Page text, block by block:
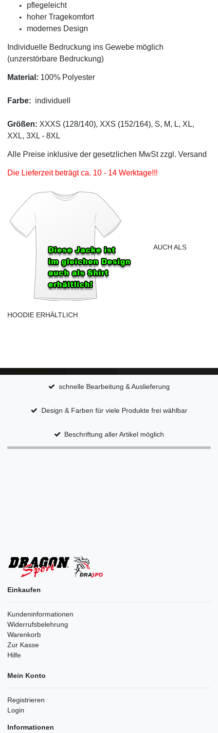
pflegeleicht
hoher Tragekomfort
modernes Design
Individuelle Bedruckung ins Gewebe möglich
(unzerstörbare Bedruckung)
Material: 100% Polyester
Farbe: individuell
Größen: XXXS (128/140), XXS (152/164), S, M, L, XL,
XXL, 3XL - 8XL
Alle Preise inklusive der gesetzlichen MwSt zzgl. Versand
Die Lieferzeit beträgt ca. 10 - 14 Werktage!!!
AUCH ALS
HOODIE ERHÄLTLICH
schnelle Bearbeitung & Auslieferung
Design & Farben für viele Produkte frei wählbar
Beschriftung aller Artikel möglich
Einkaufen
Kundeninformationen
Widerrufsbelehrung
Warenkorb
Zur Kasse
Hilfe
Mein Konto
Registrieren
Login
Informationen